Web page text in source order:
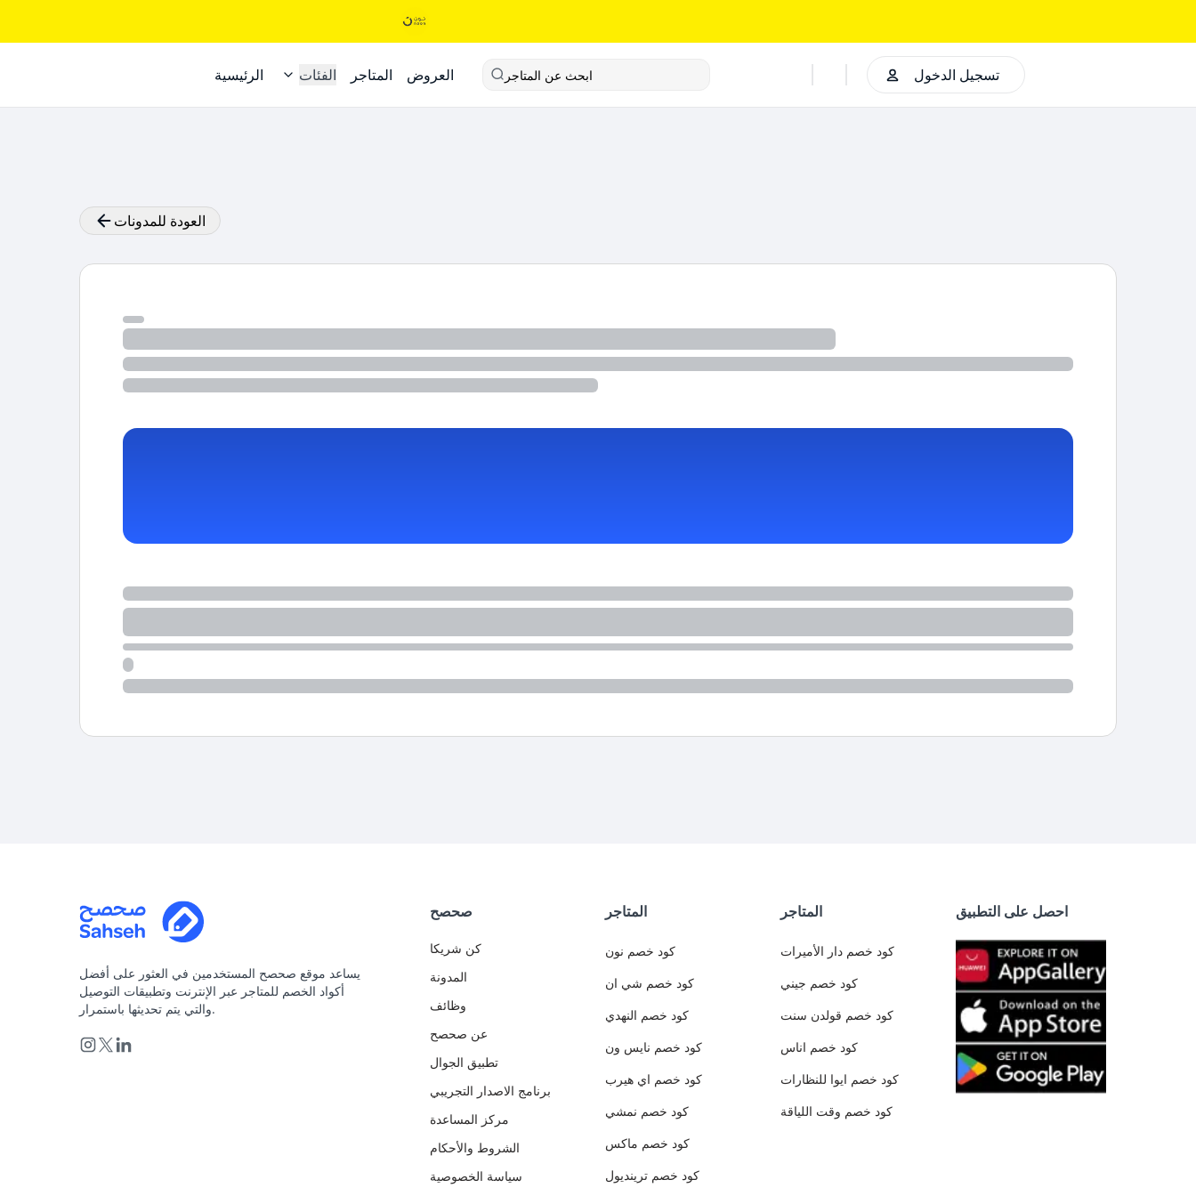
الرئيسية الفئات المتاجر العروض ابحث عن المتاجر تسجيل الدخول
العودة للمدونات
يساعد موقع صحصح المستخدمين في العثور على أفضل
أكواد الخصم للمتاجر عبر الإنترنت وتطبيقات التوصيل
والتي يتم تحديثها باستمرار.
صحصح
كن شريكا
المدونة
وظائف
عن صحصح
تطبيق الجوال
برنامج الاصدار التجريبي
مركز المساعدة
الشروط والأحكام
سياسة الخصوصية
المتاجر
كود خصم نون
كود خصم شي ان
كود خصم النهدي
كود خصم نايس ون
كود خصم اي هيرب
كود خصم نمشي
كود خصم ماكس
كود خصم ترينديول
المتاجر
كود خصم دار الأميرات
كود خصم جيني
كود خصم قولدن سنت
كود خصم اناس
كود خصم ايوا للنظارات
كود خصم وقت اللياقة
احصل على التطبيق